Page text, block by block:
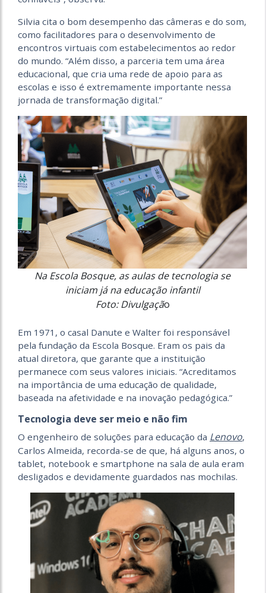
Silvia cita o bom desempenho das câmeras e do som,
como facilitadores para o desenvolvimento de
encontros virtuais com estabelecimentos ao redor
do mundo. “Além disso, a parceria tem uma área
educacional, que cria uma rede de apoio para as
escolas e isso é extremamente importante nessa
jornada de transformação digital.”
Na Escola Bosque, as aulas de tecnologia se
iniciam já na educação infantil
Foto: Divulgação
Em 1971, o casal Danute e Walter foi responsável
pela fundação da Escola Bosque. Eram os pais da
atual diretora, que garante que a instituição
permanece com seus valores iniciais. “Acreditamos
na importância de uma educação de qualidade,
baseada na afetividade e na inovação pedagógica.”
Tecnologia deve ser meio e não fim
O engenheiro de soluções para educação da Lenovo,
Carlos Almeida, recorda-se de que, há alguns anos, o
tablet, notebook e smartphone na sala de aula eram
desligados e devidamente guardados nas mochilas.